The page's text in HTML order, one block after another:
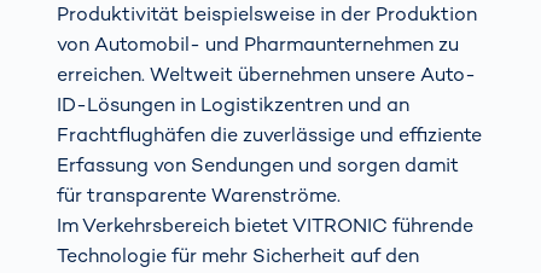
Produktivität beispielsweise in der Produktion
von Automobil- und Pharmaunternehmen zu
erreichen. Weltweit übernehmen unsere Auto-
ID-Lösungen in Logistikzentren und an
Frachtflughäfen die zuverlässige und effiziente
Erfassung von Sendungen und sorgen damit
für transparente Warenströme.
Im Verkehrsbereich bietet VITRONIC führende
Technologie für mehr Sicherheit auf den